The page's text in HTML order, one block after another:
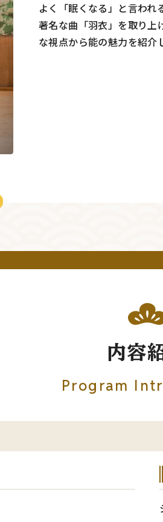
よく「眠くなる」と言われ
著名な曲「羽衣」を取り上
な視点から能の魅力を紹介
内容
Program